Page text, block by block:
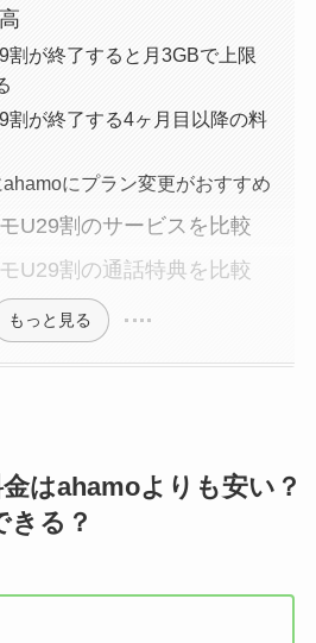
割が終了すると月3GBで上限
割が終了する4ヶ月目以降の料
にプラン変更がおすすめ
U29割のサービスを比較
U29割の通話特典を比較
もっと見る
はahamoよりも安い？
きる？